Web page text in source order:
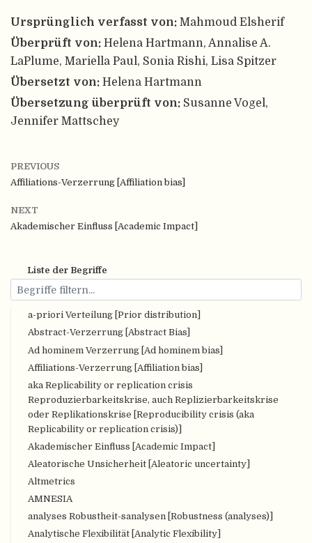
Liste der Begriffe
a-priori Verteilung [Prior distribution]
Abstract-Verzerrung [Abstract Bias]
Ad hominem Verzerrung [Ad hominem bias]
Affiliations-Verzerrung [Affiliation bias]
aka Replicability or replication crisis
Reproduzierbarkeitskrise, auch Replizierbarkeitskrise
oder Replikationskrise [Reproducibility crisis (aka
Replicability or replication crisis)]
Akademischer Einfluss [Academic Impact]
Aleatorische Unsicherheit [Aleatoric uncertainty]
Altmetrics
AMNESIA
analyses Robustheit-sanalysen [Robustness (analyses)]
Analytische Flexibilität [Analytic Flexibility]
Ursprünglich verfasst von: Mahmoud Elsherif
Überprüft von: Helena Hartmann, Annalise A.
LaPlume, Mariella Paul, Sonia Rishi, Lisa Spitzer
Übersetzt von: Helena Hartmann
Übersetzung überprüft von: Susanne Vogel,
Jennifer Mattschey
PREVIOUS
Affiliations-Verzerrung [Affiliation bias]
NEXT
Akademischer Einfluss [Academic Impact]